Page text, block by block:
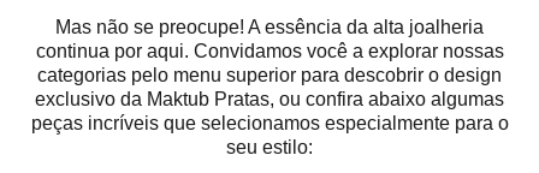
Mas não se preocupe! A essência da alta joalheria
continua por aqui. Convidamos você a explorar nossas
categorias pelo menu superior para descobrir o design
exclusivo da Maktub Pratas, ou confira abaixo algumas
peças incríveis que selecionamos especialmente para o
seu estilo: